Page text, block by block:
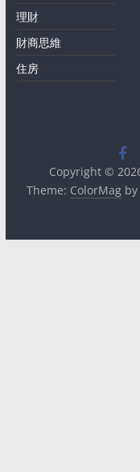
理財
財商思維
住房
Copyright ©
Theme: ColorMagby